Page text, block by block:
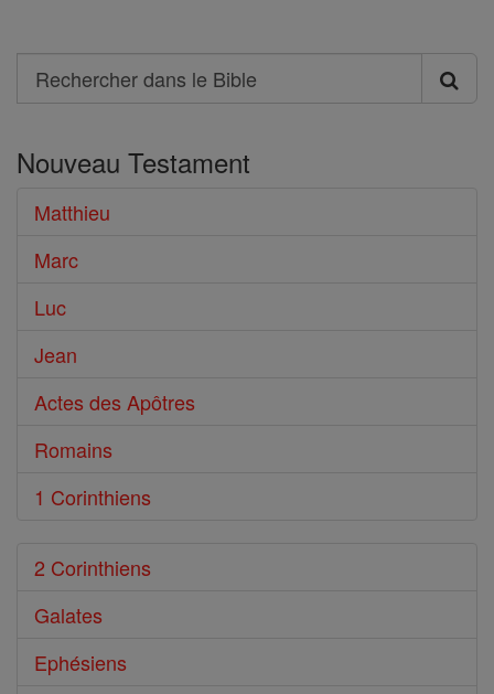
Search
Rechercher
le
Bible
Nouveau Testament
Matthieu
Marc
Luc
Jean
Actes des Apôtres
Romains
1 Corinthiens
2 Corinthiens
Galates
Ephésiens